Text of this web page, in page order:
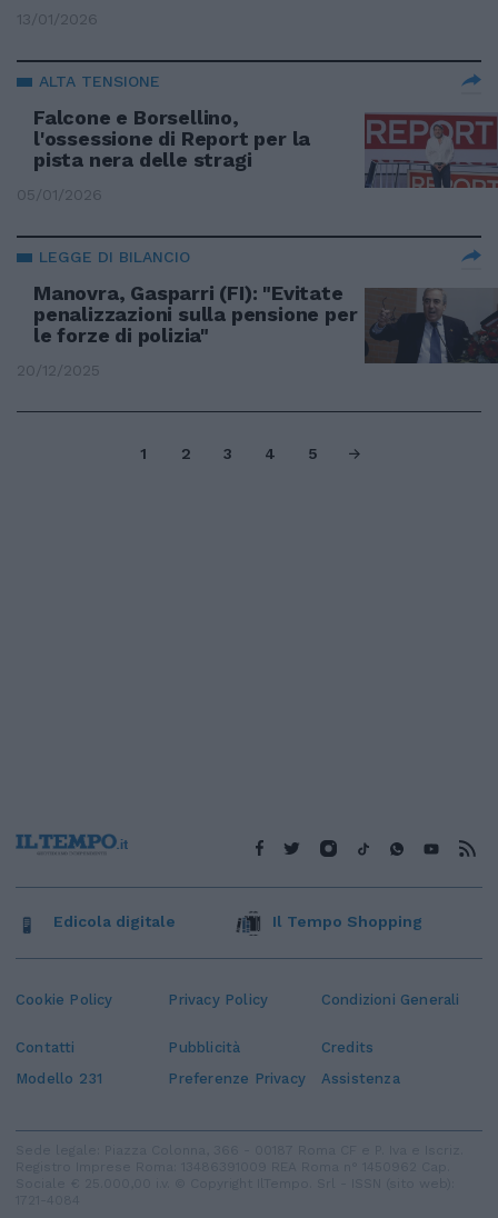
13/01/2026
ALTA TENSIONE
Falcone e Borsellino,
l'ossessione di Report per la
pista nera delle stragi
05/01/2026
LEGGE DI BILANCIO
Manovra, Gasparri (FI): "Evitate
penalizzazioni sulla pensione per
le forze di polizia"
20/12/2025
1 2 3 4 5
Cookie Policy Privacy Policy Condizioni Generali
Contatti Pubblicità
Credits
Modello 231
Preferenze Privacy Assistenza
Edicola digitale Il Tempo Shopping